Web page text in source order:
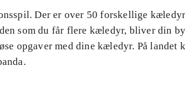
Der er over 50 forskellige
som du får flere kæledyr, bliver din
opgaver med dine kæledyr. På landet